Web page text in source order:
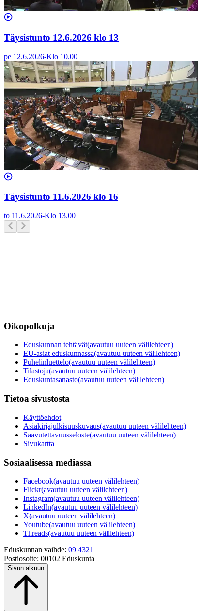
Täysistunto 12.6.2026 klo 13
pe 12.6.2026-Klo 10.00
Täysistunto 11.6.2026 klo 16
to 11.6.2026-Klo 13.00
Oikopolkuja
Eduskunnan tehtävät(avautuu uuteen välilehteen)
EU-asiat eduskunnassa(avautuu uuteen välilehteen)
Puhelinluettelo(avautuu uuteen välilehteen)
Tilastoja(avautuu uuteen välilehteen)
Eduskuntasanasto(avautuu uuteen välilehteen)
Tietoa sivustosta
Käyttöehdot
Asiakirjajulkisuuskuvaus(avautuu uuteen välilehteen)
Saavutettavuusseloste(avautuu uuteen välilehteen)
Sivukartta
Sosiaalisessa mediassa
Facebook(avautuu uuteen välilehteen)
Flickr(avautuu uuteen välilehteen)
Instagram(avautuu uuteen välilehteen)
LinkedIn(avautuu uuteen välilehteen)
X(avautuu uuteen välilehteen)
Youtube(avautuu uuteen välilehteen)
Threads(avautuu uuteen välilehteen)
Eduskunnan vaihde: 09 4321
Postiosoite: 00102 Eduskunta
Sivun alkuun